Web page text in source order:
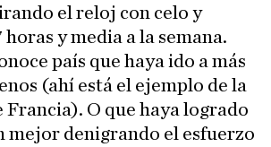
el reloj con celo y
y media a la semana.
país que haya ido a más
(ahí está el ejemplo de la
Francia). O que haya logrado
mejor denigrando el esfuerzo